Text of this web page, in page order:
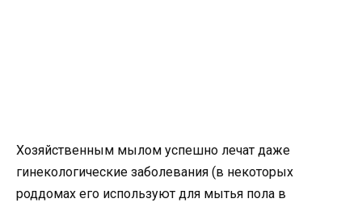
Хозяйственным мылом успешно лечат даже
гинекологические заболевания (в некоторых
роддомах его используют для мытья пола в